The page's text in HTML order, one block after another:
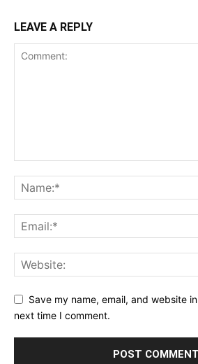
LEAVE A REPLY
Save my name, email, and website
next time I comment.